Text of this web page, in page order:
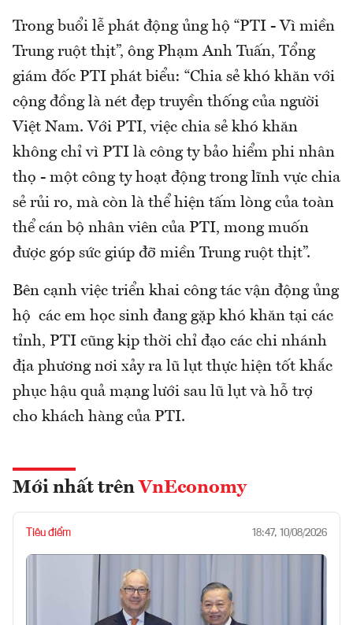
Trong buổi lễ phát động ủng hộ “PTI - Vì miền
Trung ruột thịt”, ông Phạm Anh Tuấn, Tổng
giám đốc PTI phát biểu: “Chia sẻ khó khăn với
cộng đồng là nét đẹp truyền thống của người
Việt Nam. Với PTI, việc chia sẻ khó khăn
không chỉ vì PTI là công ty bảo hiểm phi nhân
thọ - một công ty hoạt động trong lĩnh vực chia
sẻ rủi ro, mà còn là thể hiện tấm lòng của toàn
thể cán bộ nhân viên của PTI, mong muốn
được góp sức giúp đỡ miền Trung ruột thịt”.
Bên cạnh việc triển khai công tác vận động ủng
hộ các em học sinh đang gặp khó khăn tại các
tỉnh, PTI cũng kịp thời chỉ đạo các chi nhánh
địa phương nơi xảy ra lũ lụt thực hiện tốt khắc
phục hậu quả mạng lưới sau lũ lụt và hỗ trợ
cho khách hàng của PTI.
Mới nhất trên VnEconomy
Tiêu điểm 18:47, 10/08/2026